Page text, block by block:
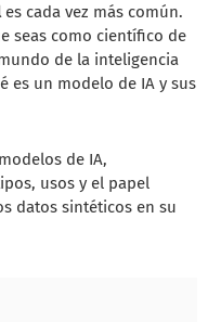
es cada vez más común.
seas como científico de
de la inteligencia
es un modelo de IA y sus
de IA,
usos y el papel
datos sintéticos en su